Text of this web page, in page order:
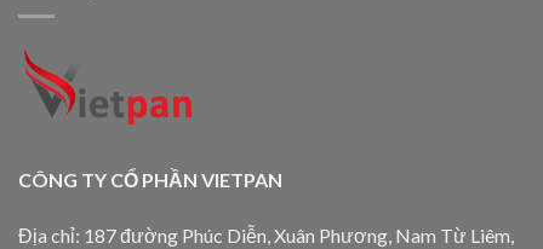
CÔNG TY CỔ PHẦN VIETPAN
Địa chỉ: 187 đường Phúc Diễn, Xuân Phương, Nam Từ Liêm,